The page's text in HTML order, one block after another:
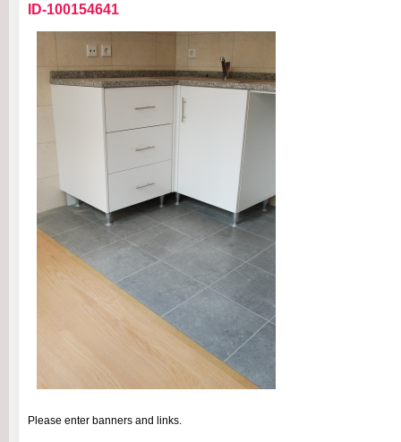
ID-100154641
Please enter banners and links.